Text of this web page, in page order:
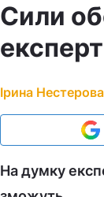
Сили
Ірина Нестерова
На думку